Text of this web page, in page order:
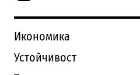
Икономика
Устойчивост